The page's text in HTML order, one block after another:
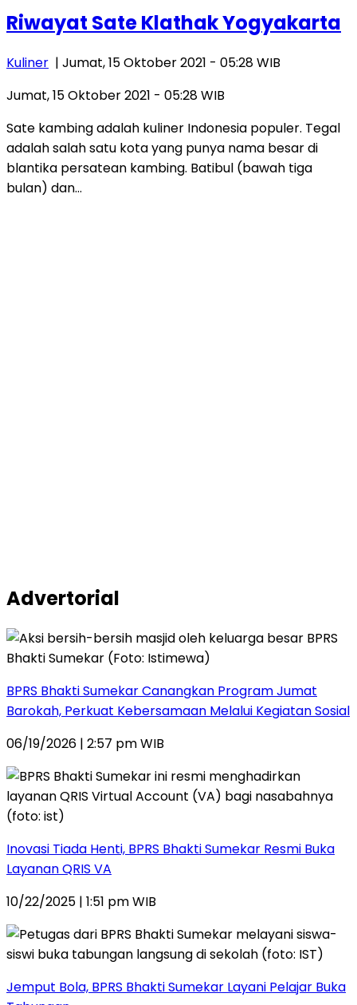
Riwayat Sate Klathak Yogyakarta
Kuliner | Jumat, 15 Oktober 2021 - 05:28 WIB
Jumat, 15 Oktober 2021 - 05:28 WIB
Sate kambing adalah kuliner Indonesia populer. Tegal
adalah salah satu kota yang punya nama besar di
blantika persatean kambing. Batibul (bawah tiga
bulan) dan…
Advertorial
BPRS Bhakti Sumekar Canangkan Program Jumat
Barokah, Perkuat Kebersamaan Melalui Kegiatan Sosial
06/19/2026 | 2:57 pm WIB
Inovasi Tiada Henti, BPRS Bhakti Sumekar Resmi Buka
Layanan QRIS VA
10/22/2025 | 1:51 pm WIB
Jemput Bola, BPRS Bhakti Sumekar Layani Pelajar Buka